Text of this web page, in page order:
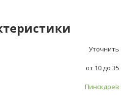
Уточнить
от 10 до 35
Пинскдрев